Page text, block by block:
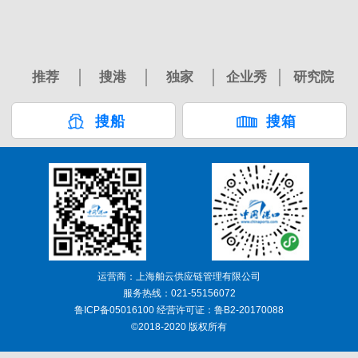
推荐 搜港 独家 企业秀 研究院
搜船 搜箱
运营商：上海舶云供应链管理有限公司
服务热线：021-55156072
鲁ICP备05016100 经营许可证：鲁B2-20170088
©2018-2020 版权所有